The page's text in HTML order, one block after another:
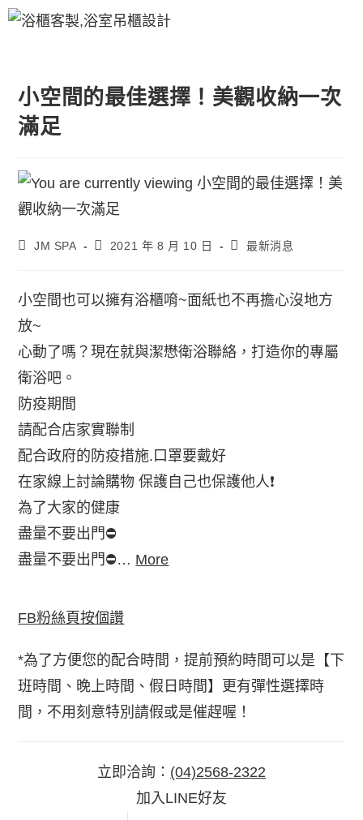
小空間的最佳選擇！美觀收納一次
滿足
JM SPA 2021 年 8 月 10 日 最新消息
小空間也可以擁有浴櫃唷~面紙也不再擔心沒地方
放~
心動了嗎？現在就與潔懋衛浴聯絡，打造你的專屬
衛浴吧。
防疫期間
請配合店家實聯制
配合政府的防疫措施.口罩要戴好
在家線上討論購物 保護自己也保護他人❗️
為了大家的健康
盡量不要出門⛔️
盡量不要出門⛔️… More
FB粉絲頁按個讚
*為了方便您的配合時間，提前預約時間可以是【下
班時間、晚上時間、假日時間】更有彈性選擇時
間，不用刻意特別請假或是催趕喔！
立即洽詢： (04)2568-2322
加入LINE好友